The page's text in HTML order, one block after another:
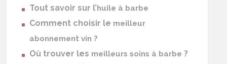
Tout savoir sur l’huile à barbe
Comment choisir le meilleur
abonnement vin ?
Où trouver les meilleurs soins à barbe ?